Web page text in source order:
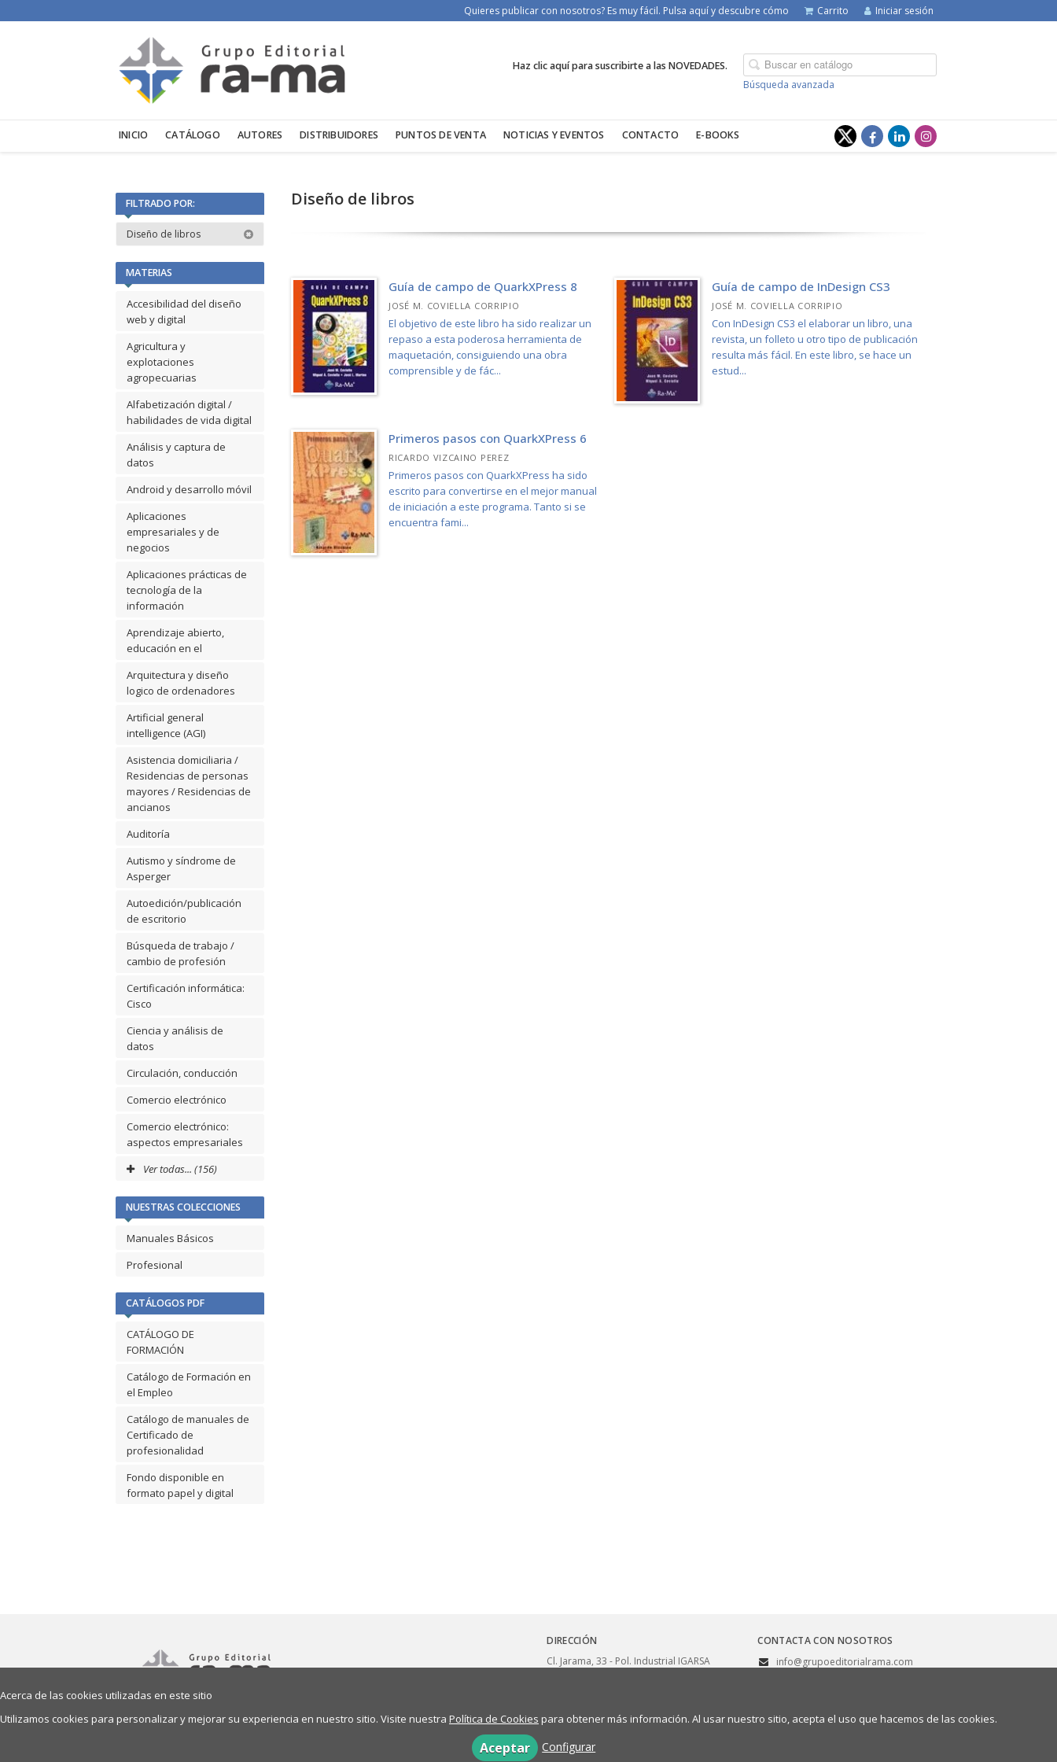
Quieres publicar con nosotros? Es muy fácil. Pulsa aquí y descubre cómo Carrito Iniciar sesión
Búsqueda avanzada
Haz clic aquí para suscribirte a las NOVEDADES.
INICIO CATÁLOGO AUTORES DISTRIBUIDORES PUNTOS DE VENTA NOTICIAS Y EVENTOS CONTACTO E-BOOKS
FILTRADO POR:
Diseño de libros
MATERIAS
Accesibilidad del diseño
web y digital
Agricultura y
explotaciones
agropecuarias
Alfabetización digital /
habilidades de vida digital
Análisis y captura de
datos
Android y desarrollo móvil
Aplicaciones
empresariales y de
negocios
Aplicaciones prácticas de
tecnología de la
información
Aprendizaje abierto,
educación en el
Arquitectura y diseño
logico de ordenadores
Artificial general
intelligence (AGI)
Asistencia domiciliaria /
Residencias de personas
mayores / Residencias de
ancianos
Auditoría
Autismo y síndrome de
Asperger
Autoedición/publicación
de escritorio
Búsqueda de trabajo /
cambio de profesión
Certificación informática:
Cisco
Ciencia y análisis de
datos
Circulación, conducción
Comercio electrónico
Comercio electrónico:
aspectos empresariales
Ver todas... (156)
NUESTRAS COLECCIONES
Manuales Básicos
Profesional
CATÁLOGOS PDF
CATÁLOGO DE
FORMACIÓN
Catálogo de Formación en
el Empleo
Catálogo de manuales de
Certificado de
profesionalidad
Fondo disponible en
formato papel y digital
Diseño de libros
Guía de campo de QuarkXPress 8
JOSÉ M. COVIELLA CORRIPIO
El objetivo de este libro ha sido realizar un
repaso a esta poderosa herramienta de
maquetación, consiguiendo una obra
comprensible y de fác...
Guía de campo de InDesign CS3
JOSÉ M. COVIELLA CORRIPIO
Con InDesign CS3 el elaborar un libro, una
revista, un folleto u otro tipo de publicación
resulta más fácil. En este libro, se hace un
estud...
Primeros pasos con QuarkXPress 6
RICARDO VIZCAINO PEREZ
Primeros pasos con QuarkXPress ha sido
escrito para convertirse en el mejor manual
de iniciación a este programa. Tanto si se
encuentra fami...
DIRECCIÓN
Cl. Jarama, 33 - Pol. Industrial IGARSA
CONTACTA CON NOSOTROS
info@grupoeditorialrama.com
Acerca de las cookies utilizadas en este sitio
Utilizamos cookies para personalizar y mejorar su experiencia en nuestro sitio. Visite nuestra Política de Cookies para obtener más información. Al usar nuestro sitio, acepta el uso que hacemos de las cookies.
Aceptar Configurar